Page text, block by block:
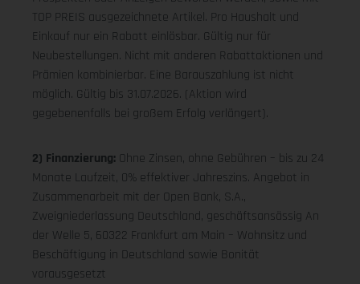
TOP PREIS ausgezeichnete Artikel. Pro Haushalt und
Einkauf nur ein Rabatt einlösbar. Gültig nur für
Neubestellungen. Nicht mit anderen Rabattaktionen und
Prämien kombinierbar. Eine Barauszahlung ist nicht
möglich. Gültig bis 31.07.2026. (Aktion wird
gegebenenfalls bei großem Erfolg verlängert).
2) Finanzierung: Ohne Zinsen, ohne Gebühren – bis zu 24
Monate Laufzeit, 0% effektiver Jahreszins. Angebot in
Zusammenarbeit mit der Open Bank, S.A.,
Zweigniederlassung Deutschland, geschäftsansässig An
der Welle 5, 60322 Frankfurt am Main – Wohnsitz und
Beschäftigung in Deutschland sowie Bonität
vorausgesetzt